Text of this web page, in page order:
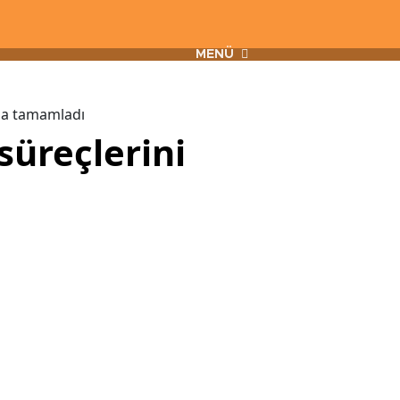
MENÜ
tamamladı